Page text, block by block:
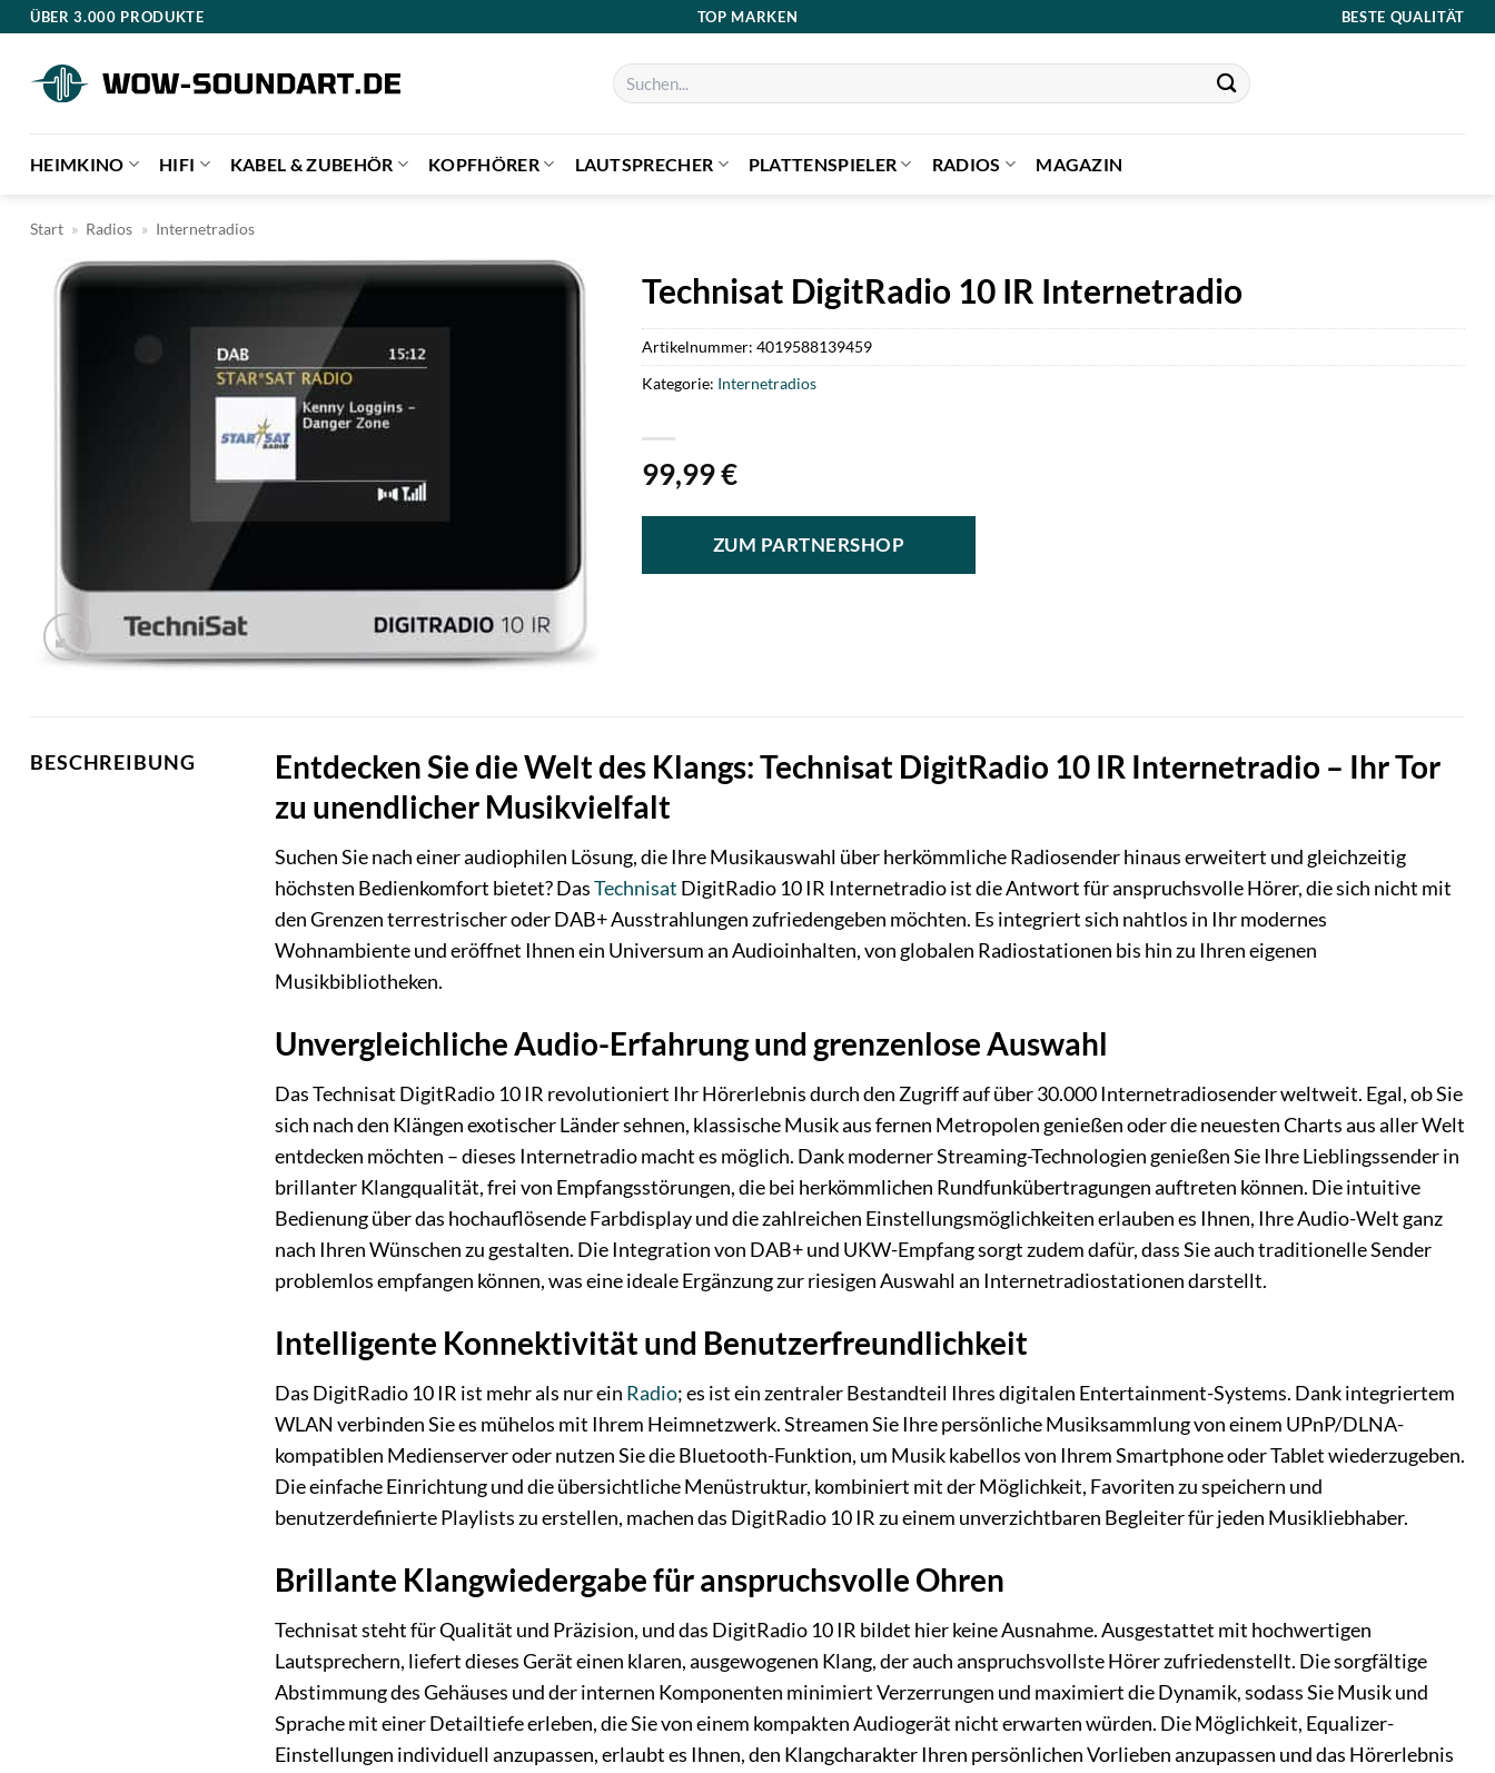
Zum
springen
ÜBER 3.000 PRODUKTE TOP MARKEN BESTE QUALITÄT
Suchen
nach:
HEIMKINO HIFI KABEL & ZUBEHÖR KOPFHÖRER LAUTSPRECHER PLATTENSPIELER RADIOS MAGAZIN
Start » Radios » Internetradios
Technisat DigitRadio 10 IR Internetradio
99,99€
ZUM PARTNERSHOP
Artikelnummer: 4019588139459
Kategorie: Internetradios
BESCHREIBUNG
Entdecken Sie die Welt des Klangs: Technisat DigitRadio 10 IR Internetradio – Ihr Tor
zu unendlicher Musikvielfalt
Suchen Sie nach einer audiophilen Lösung, die Ihre Musikauswahl über herkömmliche Radiosender hinaus erweitert und gleichzeitig
höchsten Bedienkomfort bietet? DasTechnisat DigitRadio 10 IR Internetradio ist die Antwort für anspruchsvolle Hörer, die sich nicht mit
den Grenzen terrestrischer oder DAB+ Ausstrahlungen zufriedengeben möchten. Es integriert sich nahtlos in Ihr modernes
Wohnambiente und eröffnet Ihnen ein Universum an Audioinhalten, von globalen Radiostationen bis hin zu Ihren eigenen
Musikbibliotheken.
Unvergleichliche Audio-Erfahrung und grenzenlose Auswahl
Das Technisat DigitRadio 10 IR revolutioniert Ihr Hörerlebnis durch den Zugriff auf über 30.000 Internetradiosender weltweit. Egal, ob Sie
sich nach den Klängen exotischer Länder sehnen, klassische Musik aus fernen Metropolen genießen oder die neuesten Charts aus aller Welt
entdecken möchten – dieses Internetradio macht es möglich. Dank moderner Streaming-Technologien genießen Sie Ihre Lieblingssender in
brillanter Klangqualität, frei von Empfangsstörungen, die bei herkömmlichen Rundfunkübertragungen auftreten können. Die intuitive
Bedienung über das hochauflösende Farbdisplay und die zahlreichen Einstellungsmöglichkeiten erlauben es Ihnen, Ihre Audio-Welt ganz
nach Ihren Wünschen zu gestalten. Die Integration von DAB+ und UKW-Empfang sorgt zudem dafür, dass Sie auch traditionelle Sender
problemlos empfangen können, was eine ideale Ergänzung zur riesigen Auswahl an Internetradiostationen darstellt.
Intelligente Konnektivität und Benutzerfreundlichkeit
Das DigitRadio 10 IR ist mehr als nur ein Radio; es ist ein zentraler Bestandteil Ihres digitalen Entertainment-Systems. Dank integriertem
WLAN verbinden Sie es mühelos mit Ihrem Heimnetzwerk. Streamen Sie Ihre persönliche Musiksammlung von einem UPnP/DLNA-
kompatiblen Medienserver oder nutzen Sie die Bluetooth-Funktion, um Musik kabellos von Ihrem Smartphone oder Tablet wiederzugeben.
Die einfache Einrichtung und die übersichtliche Menüstruktur, kombiniert mit der Möglichkeit, Favoriten zu speichern und
benutzerdefinierte Playlists zu erstellen, machen das DigitRadio 10 IR zu einem unverzichtbaren Begleiter für jeden Musikliebhaber.
Brillante Klangwiedergabe für anspruchsvolle Ohren
Technisat steht für Qualität und Präzision, und das DigitRadio 10 IR bildet hier keine Ausnahme. Ausgestattet mit hochwertigen
Lautsprechern, liefert dieses Gerät einen klaren, ausgewogenen Klang, der auch anspruchsvollste Hörer zufriedenstellt. Die sorgfältige
Abstimmung des Gehäuses und der internen Komponenten minimiert Verzerrungen und maximiert die Dynamik, sodass Sie Musik und
Sprache mit einer Detailtiefe erleben, die Sie von einem kompakten Audiogerät nicht erwarten würden. Die Möglichkeit, Equalizer-
Einstellungen individuell anzupassen, erlaubt es Ihnen, den Klangcharakter Ihren persönlichen Vorlieben anzupassen und das Hörerlebnis